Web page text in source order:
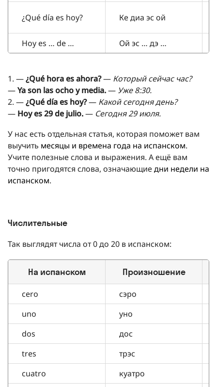
¿Qué día es hoy? Ке диа эс ой
Hoy es … de …
Ой эс … дэ …
1. —¿Qué hora es ahora?— Который сейчас час?
—Ya son las ocho y media.— Уже 8:30.
2. —¿Qué día es hoy?— Какой сегодня день?
— Hoy es 29 de julio.— Сегодня 29 июля.
У нас есть отдельная статья, которая поможет вам
выучить месяцы и времена года на испанском.
Учите полезные слова и выражения. А ещё вам
точно пригодятся слова, означающие дни недели на
испанском.
Числительные
Так выглядят числа от 0 до 20 в испанском:
На испанском Произношение
cero сэро
uno
уно
dos
дос
tres
трэс
cuatro
куатро